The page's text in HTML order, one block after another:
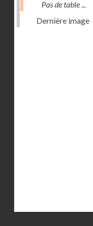
Pas de table ...
Dernière image